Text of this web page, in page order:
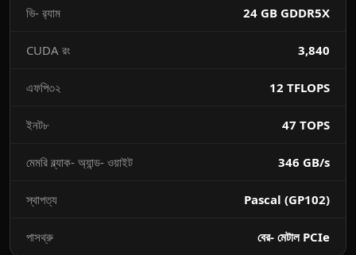
ভি- র‌্যাম 24 GB GDDR5X
CUDA রং 3,840
এফপি৩২ 12 TFLOPS
ইনট৮ 47 TOPS
মেমরি ব্ল্যাক- অ্যান্ড- ওয়াইট 346 GB/s
স্থাপত্য Pascal (GP102)
পাসথ্রু বের- মেটাল PCIe